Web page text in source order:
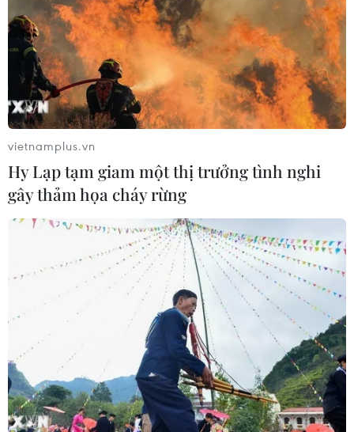
TIN CÙNG CHUYÊN MỤC
vietnamplus.vn
Hy Lạp tạm giam một thị trưởng tình nghi
gây thảm họa cháy rừng